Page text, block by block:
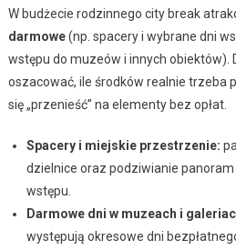
W budżecie rodzinnego city break
darmowe(np. spacery i wybrane dni
wstępu do muzeów i innych obiektów).
oszacować, ile środków realnie trzeba
się „przenieść” na elementy bez opłat.
Spacery i miejskie przestrzenie:
dzielnice oraz podziwianie
wstępu.
Darmowe dni w muzeach i
występują okresowe dni